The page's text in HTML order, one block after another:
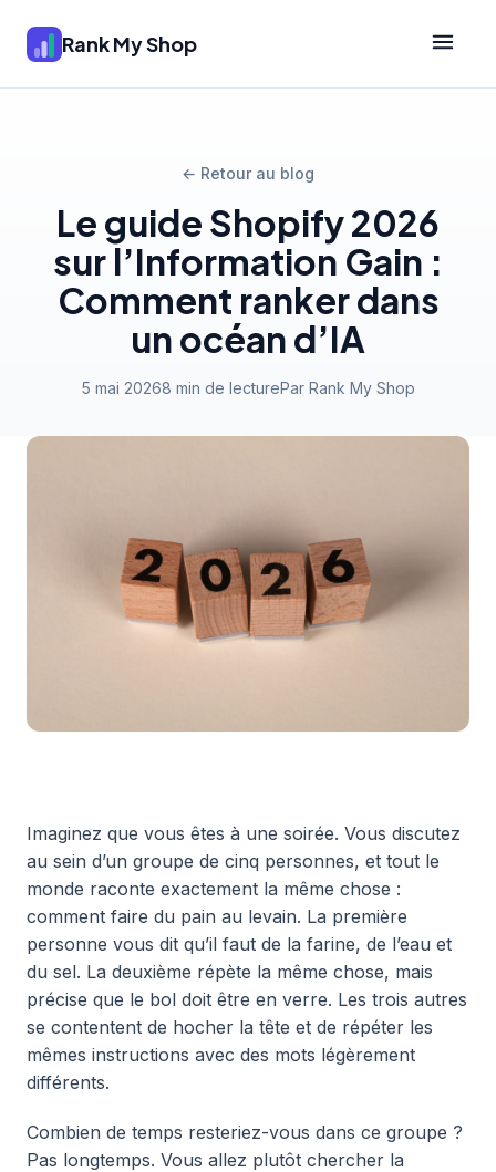
Rank My Shop
← Retour au blog
Le guide Shopify 2026
sur l’Information Gain :
Comment ranker dans
un océan d’IA
5 mai 20268 min de lecturePar Rank My Shop
Imaginez que vous êtes à une soirée. Vous discutez
au sein d’un groupe de cinq personnes, et tout le
monde raconte exactement la même chose :
comment faire du pain au levain. La première
personne vous dit qu’il faut de la farine, de l’eau et
du sel. La deuxième répète la même chose, mais
précise que le bol doit être en verre. Les trois autres
se contentent de hocher la tête et de répéter les
mêmes instructions avec des mots légèrement
différents.
Combien de temps resteriez-vous dans ce groupe ?
Pas longtemps. Vous allez plutôt chercher la